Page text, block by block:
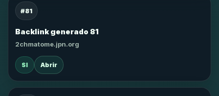
#81
Backlink generado 81
2chmatome.jpn.org
SI Abrir